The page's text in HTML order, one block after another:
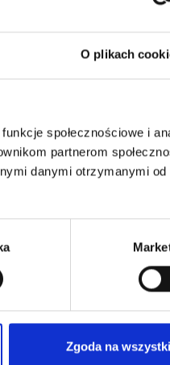
O plikach
społecznościowe i
partnerom
danymi otrzymanymi od
Zgoda na